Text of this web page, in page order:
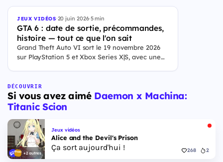
JEUX VIDÉOS·20 juin 2026·5 min
GTA 6 : date de sortie, précommandes,
histoire — tout ce que l'on sait
Grand Theft Auto VI sort le 19 novembre 2026
sur PlayStation 5 et Xbox Series X|S, avec une
Floride, et sa ville Vice City. Il met en scène
pour la première fois un duo de protagonistes
jouables, Jason et Lucia, cette dernière étant la
DÉCOUVRIR
Si vous avez aimé Daemon x Machina:
Titanic Scion
+2 autres
Jeux vidéos
Alice and the Devil's Prison
Ça sort aujourd'hui ! 268 2